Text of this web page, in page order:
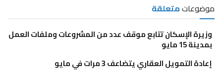
موضوعاتمتعلقة
وزيرة الإسكان تتابع موقف عدد من المشروعات وملفات العمل
بمدينة 15 مايو
إعادة التمويل العقاري يتضاعف 3 مرات في مايو